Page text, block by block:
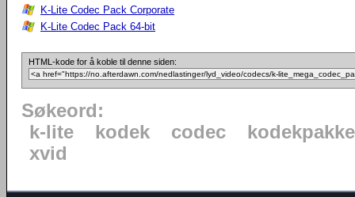
K-Lite Codec Pack Corporate
K-Lite Codec Pack 64-bit
HTML-kode for å koble til denne siden:
Søkeord:
k-lite
kodek codec
kodekpakke
xvid